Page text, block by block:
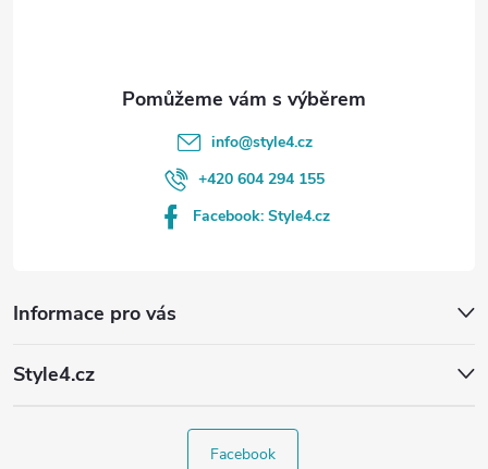
Informace pro vás
Style4.cz
info@style4.cz
+420 604 294 155
Facebook: Style4.cz
Facebook